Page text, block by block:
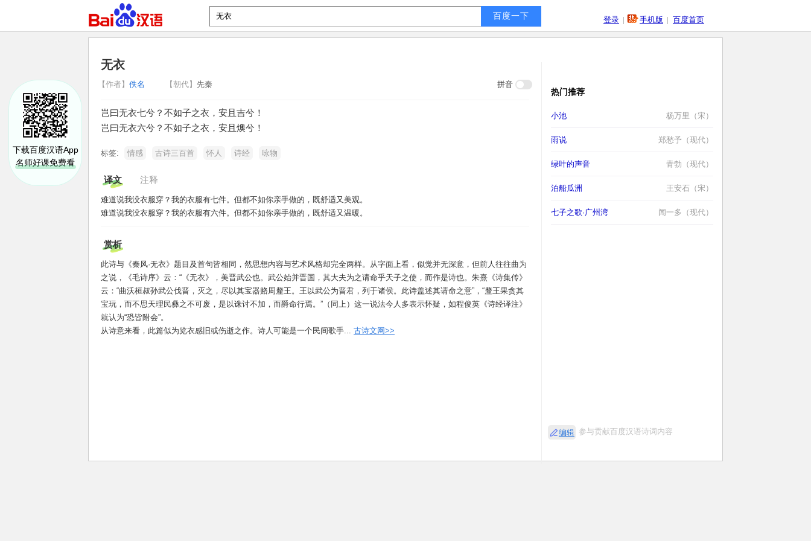
登录 | 手机版 | 百度首页
下载百度汉语App
名师好课免费看
无衣
【作者】 佚名 【朝代】 先秦 拼音
岂曰无衣七兮？不如子之衣，安且吉兮！
岂曰无衣六兮？不如子之衣，安且燠兮！
标签: 情感 古诗三百首 怀人 诗经 咏物
译文 注释
难道说我没衣服穿？我的衣服有七件。但都不如你亲手做的，既舒适又美观。
难道说我没衣服穿？我的衣服有六件。但都不如你亲手做的，既舒适又温暖。
赏析
此诗与《秦风·无衣》题目及首句皆相同，然思想内容与艺术风格却完全两样。从字面上看，似觉并无深意，但前人往往曲为
之说，《毛诗序》云：“《无衣》，美晋武公也。武公始并晋国，其大夫为之请命乎天子之使，而作是诗也。朱熹《诗集传》
云：“曲沃桓叔孙武公伐晋，灭之，尽以其宝器赂周釐王。王以武公为晋君，列于诸侯。此诗盖述其请命之意”，“釐王果贪其
宝玩，而不思天理民彝之不可废，是以诛讨不加，而爵命行焉。”（同上）这一说法今人多表示怀疑，如程俊英《诗经译注》
就认为“恐皆附会”。
从诗意来看，此篇似为览衣感旧或伤逝之作。诗人可能是一个民间歌手... 古诗文网>>
热门推荐
小池 杨万里（宋）
雨说 郑愁予（现代）
绿叶的声音 青勃（现代）
泊船瓜洲 王安石（宋）
七子之歌·广州湾 闻一多（现代）
编辑 参与贡献百度汉语诗词内容